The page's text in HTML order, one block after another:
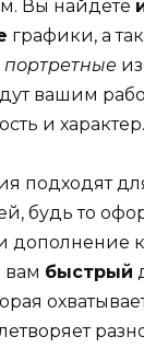
Вы найдете
графики, а
портретные
вашим
и характер.
подходят
будь то
дополнение
вам быстрый